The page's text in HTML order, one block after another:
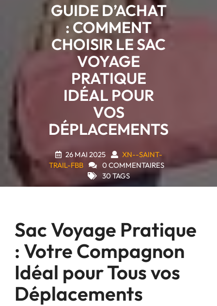
GUIDE D’ACHAT
: COMMENT
CHOISIR LE SAC
VOYAGE
PRATIQUE
IDÉAL POUR
VOS
DÉPLACEMENTS
26 MAI 2025
XN--SAINT-
TRAIL-FBB
0 COMMENTAIRES
30 TAGS
Sac Voyage Pratique
: Votre Compagnon
Idéal pour Tous vos
Déplacements